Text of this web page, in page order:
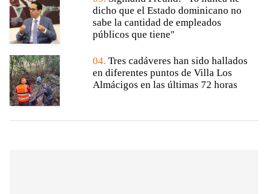
dicho que el Estado dominicano no
sabe la cantidad de empleados
públicos que tiene"
04. Tres cadáveres han sido hallados
en diferentes puntos de Villa Los
Almácigos en las últimas 72 horas